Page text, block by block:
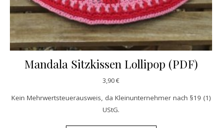
Mandala Sitzkissen Lollipop (PDF)
3,90€
Kein Mehrwertsteuerausweis, da Kleinunternehmer nach §19 (1)
UStG.